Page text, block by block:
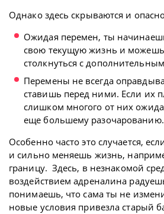
Однако здесь скрываются и
Ожидая перемен, ты
свою текущую жизнь и
столкнуться с
Перемены не всегда
ставишь перед ними. Если их
слишком многого от них
еще большему разочарованию.
Особенно часто это случается,
и сильно меняешь жизнь,
границу. Здесь, в незнакомой
воздействием адреналина
понимаешь, что сама ты не
новые условия привезла старый